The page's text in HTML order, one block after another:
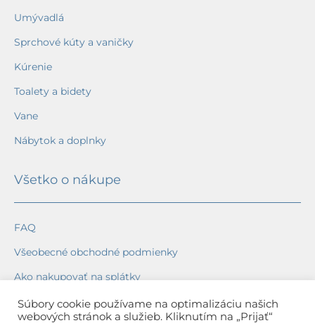
Umývadlá
Sprchové kúty a vaničky
Kúrenie
Toalety a bidety
Vane
Nábytok a doplnky
Všetko o nákupe
FAQ
Všeobecné obchodné podmienky
Ako nakupovať na splátky
Ochrana osobných údajov
Súbory cookie používame na optimalizáciu našich
webových stránok a služieb. Kliknutím na „Prijať“